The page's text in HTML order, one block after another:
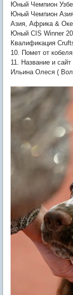
Юный Чемпион
Юный Чемпион
Азия, Африка &
Юный CIS Winner
Квалификация
10. Помет от
11. Название и
Ильина Олеся (